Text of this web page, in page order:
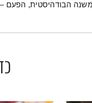
המשנה הבודהיסטית,